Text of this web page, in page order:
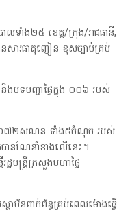
ទាំង២៥ ខេត្ត/ក្រុង/រាជធានី,
នសារធាតុញៀន ខុសច្បាប់គ្រប់
ទបញ្ជាផ្ទៃក្នុង ០០៦ របស់
ខ ០៧២សណន ទាំង៥ចំណុច របស់
បានណែនាំខាងលើនេះ។
ឋមន្ត្រីក្រសួងមហាផ្ទៃ
ថាប័នពាក់ព័ន្ធគ្រប់ពេលម៉ោងធ្វើ